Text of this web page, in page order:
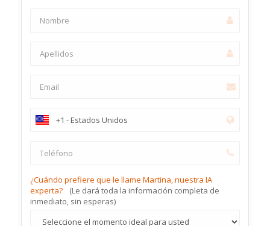
¿Cuándo prefiere que le llame Martina, nuestra IA
experta?
(Le dará toda la información completa de
inmediato, sin esperas)